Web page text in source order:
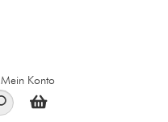
Mein Konto